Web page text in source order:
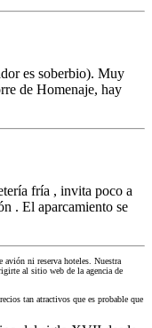
es soberbio). Muy
de Homenaje, hay
fría , invita poco a
. El aparcamiento se
avión ni reserva hoteles. Nuestra
al sitio web de la agencia de
tan atractivos que es probable que